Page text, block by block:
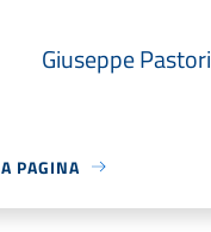
Giuseppe Pastori
PAGINA